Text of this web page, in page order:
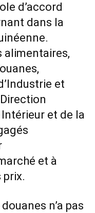
d’accord
dans la
alimentaires,
et
et de la
et à
n’a pas